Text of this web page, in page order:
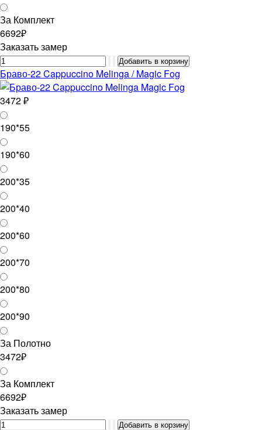
За Комплект
6692₽
Заказать замер
Браво-22 Cappuccino Melinga / Magic Fog
3472 ₽
190*55
190*60
200*35
200*40
200*60
200*70
200*80
200*90
За Полотно
3472₽
За Комплект
6692₽
Заказать замер